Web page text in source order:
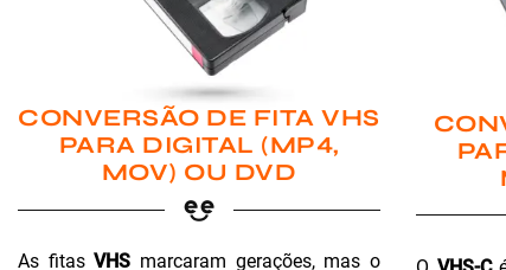
CONVERSÃO DE FITA VHS
PARA DIGITAL (MP4,
MOV) OU DVD
As fitasVHS marcaram gerações, mas o